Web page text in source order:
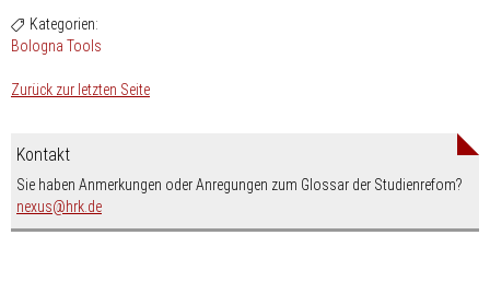
Kategorien:
Bologna Tools
Zurück zur letzten Seite
Kontakt
Sie haben Anmerkungen oder Anregungen zum Glossar der Studienrefom?
nexus
nospam-
hrk.de